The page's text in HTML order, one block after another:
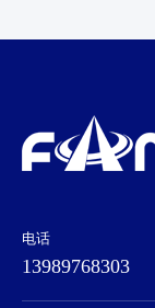
电话
13989768303